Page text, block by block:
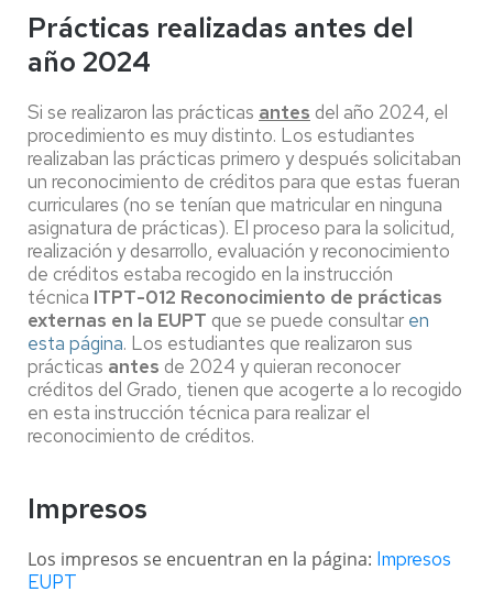
Prácticas realizadas antes del
año 2024
Si se realizaron las prácticas antes del año 2024, el
procedimiento es muy distinto. Los estudiantes
realizaban las prácticas primero y después solicitaban
un reconocimiento de créditos para que estas fueran
curriculares (no se tenían que matricular en ninguna
asignatura de prácticas). El proceso para la solicitud,
realización y desarrollo, evaluación y reconocimiento
de créditos estaba recogido en la instrucción
técnica ITPT-012 Reconocimiento de prácticas
externas en la EUPT que se puede consultar en
esta página. Los estudiantes que realizaron sus
prácticas antes de 2024 y quieran reconocer
créditos del Grado, tienen que acogerte a lo recogido
en esta instrucción técnica para realizar el
reconocimiento de créditos.
Impresos
Los impresos se encuentran en la página: Impresos
EUPT